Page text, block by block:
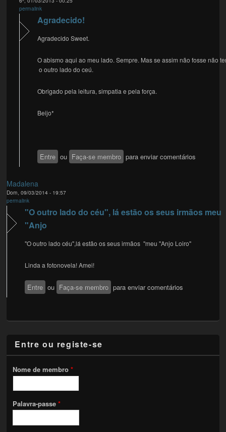
permalink
Agradecido!
Agradecido Sweet.
O abismo aqui ao meu lado. Sempre. Mas se assim não fosse não
o outro lado do ceú.
Obrigado pela leitura, simpatia e pela força.
Beijo*
Entre ou Faça-se membro para enviar comentários
Madalena
Dom, 09/03/2014 - 19:57
permalink
"O outro lado do céu", lá estão os seus irmãos meu
"Anjo
"O outro lado céu",lá estão os seus irmãos "meu "Anjo Loiro"
Linda a fotonovela! Amei!
Entre ou Faça-se membro para enviar comentários
Entre ou registe-se
Nome de membro*
Palavra-passe*